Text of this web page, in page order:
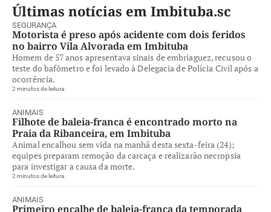
Últimas notícias em Imbituba.sc
SEGURANÇA
Motorista é preso após acidente com dois feridos
no bairro Vila Alvorada em Imbituba
Homem de 57 anos apresentava sinais de embriaguez, recusou o
teste do bafômetro e foi levado à Delegacia de Polícia Civil após a
ocorrência.
2 minutos de leitura
ANIMAIS
Filhote de baleia-franca é encontrado morto na
Praia da Ribanceira, em Imbituba
Animal encalhou sem vida na manhã desta sexta-feira (24);
equipes preparam remoção da carcaça e realizarão necropsia
para investigar a causa da morte.
2 minutos de leitura
ANIMAIS
Primeiro encalhe de baleia-franca da temporada